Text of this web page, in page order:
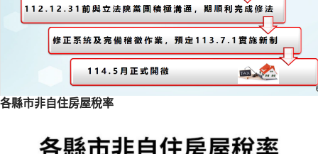
各縣市非自住房屋稅率